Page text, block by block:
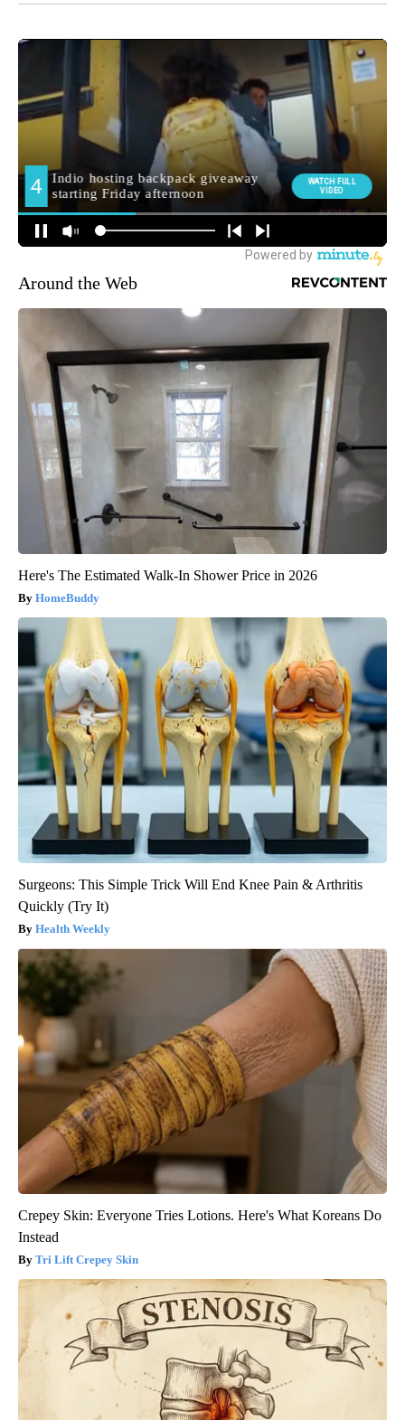
Around the Web
Here's The Estimated Walk-In Shower Price in 2026
HomeBuddy
Surgeons: This Simple Trick Will End Knee Pain & Arthritis
Quickly (Try It)
Health Weekly
Crepey Skin: Everyone Tries Lotions. Here's What Koreans Do
Instead
Tri Lift Crepey Skin